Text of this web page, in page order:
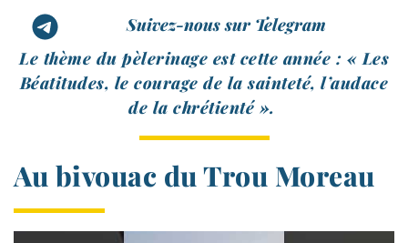
Suivez-nous sur Telegram
Le thème du pèle­ri­nage est cette année : « Les
Béatitudes, le cou­rage de la sain­te­té, l’audace
de la chrétienté ».
Au bivouac du Trou Moreau